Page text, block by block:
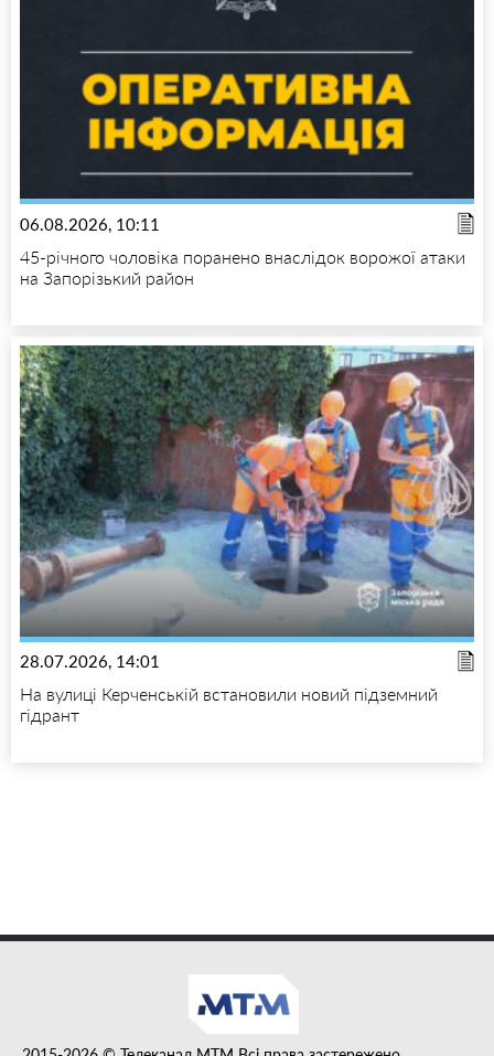
06.08.2026, 10:11
45-річного чоловіка поранено внаслідок ворожої атаки
на Запорізький район
28.07.2026, 14:01
На вулиці Керченській встановили новий підземний
гідрант